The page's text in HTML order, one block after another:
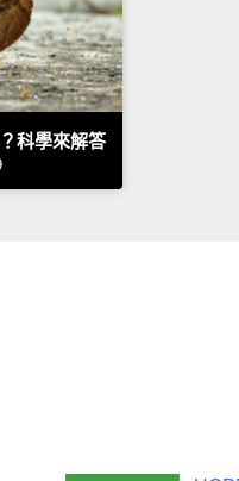
科學來解答